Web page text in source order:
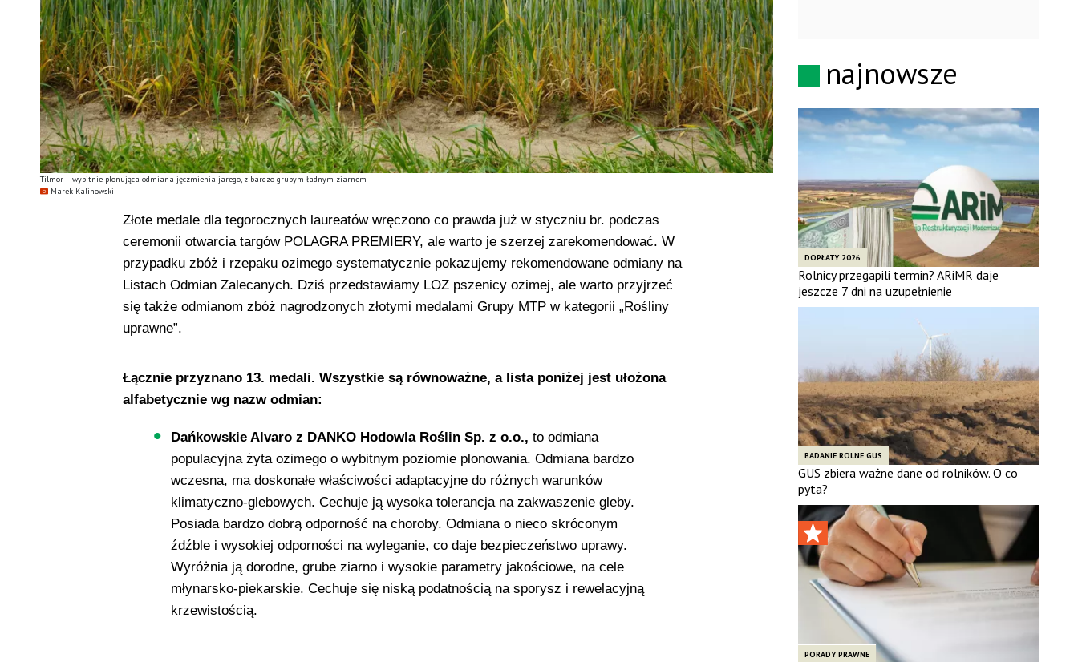
Tilmor – wybitnie plonująca odmiana jęczmienia jarego, z bardzo grubym ładnym ziarnem
Marek Kalinowski
Złote medale dla tegorocznych laureatów wręczono co prawda już w styczniu br. podczas
ceremonii otwarcia targów POLAGRA PREMIERY, ale warto je szerzej zarekomendować. W
przypadku zbóż i rzepaku ozimego systematycznie pokazujemy rekomendowane odmiany na
Listach Odmian Zalecanych. Dziś przedstawiamy LOZ pszenicy ozimej, ale warto przyjrzeć
się także odmianom zbóż nagrodzonych złotymi medalami Grupy MTP w kategorii „Rośliny
uprawne”.
Łącznie przyznano 13. medali. Wszystkie są równoważne, a lista poniżej jest ułożona
alfabetycznie wg nazw odmian:
Dańkowskie Alvaro z DANKO Hodowla Roślin Sp. z o.o., to odmiana
populacyjna żyta ozimego o wybitnym poziomie plonowania. Odmiana bardzo
wczesna, ma doskonałe właściwości adaptacyjne do różnych warunków
klimatyczno-glebowych. Cechuje ją wysoka tolerancja na zakwaszenie gleby.
Posiada bardzo dobrą odporność na choroby. Odmiana o nieco skróconym
źdźble i wysokiej odporności na wyleganie, co daje bezpieczeństwo uprawy.
Wyróżnia ją dorodne, grube ziarno i wysokie parametry jakościowe, na cele
młynarsko-piekarskie. Cechuje się niską podatnością na sporysz i rewelacyjną
krzewistością.
najnowsze
DOPŁATY 2026
Rolnicy przegapili termin? ARiMR daje
jeszcze 7 dni na uzupełnienie
BADANIE ROLNE GUS
GUS zbiera ważne dane od rolników. O co
pyta?
PORADY PRAWNE